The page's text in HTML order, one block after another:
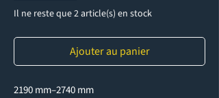
Il ne reste que 2 article(s) en stock
Ajouter au panier
2190 mm–2740 mm